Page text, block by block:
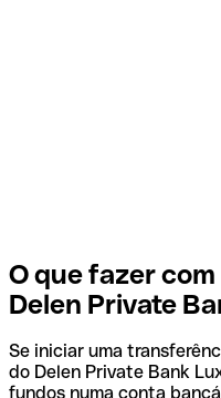
O que fazer
Delen Private
Se iniciar uma
do Delen Private Bank
fundos numa conta